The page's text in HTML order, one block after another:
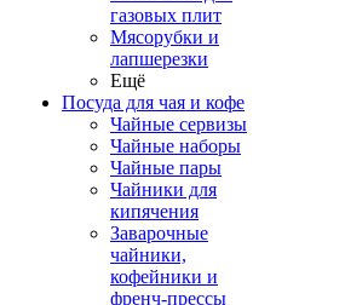
газовых плит
Мясорубки и
лапшерезки
Ещё
Посуда для чая и кофе
Чайные сервизы
Чайные наборы
Чайные пары
Чайники для
кипячения
Заварочные
чайники,
кофейники и
френч-прессы